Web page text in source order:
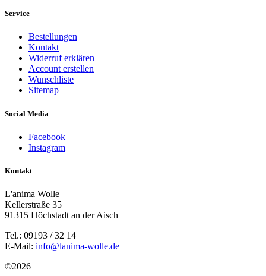
Service
Bestellungen
Kontakt
Widerruf erklären
Account erstellen
Wunschliste
Sitemap
Social Media
Facebook
Instagram
Kontakt
L'anima Wolle
Kellerstraße 35
91315 Höchstadt an der Aisch
Tel.: 09193 / 32 14
E-Mail: info@lanima-wolle.de
©2026